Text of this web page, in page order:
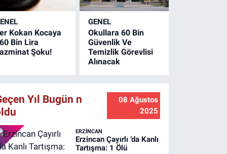
altına alındı. Olayda
kaybı
büyük
maddi hasar
Kokan Kocaya
Bin Lira
Şoku!
GENEL
Okullara 60 Bin
Güvenlik Ve
Temizlik Görevlisi
Alınacak
Yıl Bugün n
08 Ağustos
2025
ERZINCAN
Erzincan Çayırlı ’da Kanlı
Tartışma: 1 Ölü